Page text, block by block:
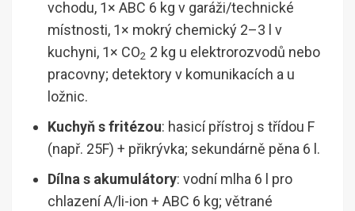
vchodu, 1× ABC 6 kg v garáži/technické
místnosti, 1× mokrý chemický 2–3 l v
kuchyni, 1× CO2 2 kg u elektrorozvodů nebo
pracovny; detektory v komunikacích a u
ložnic.
Kuchyň s fritézou: hasicí přístroj s třídou F
(např. 25F) + přikrývka; sekundárně pěna 6 l.
Dílna s akumulátory: vodní mlha 6 l pro
chlazení A/li-ion + ABC 6 kg; větrané